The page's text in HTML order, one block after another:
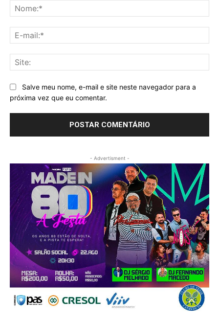
Salve meu nome, e-mail e site neste navegador para a
próxima vez que eu comentar.
- Advertisment -